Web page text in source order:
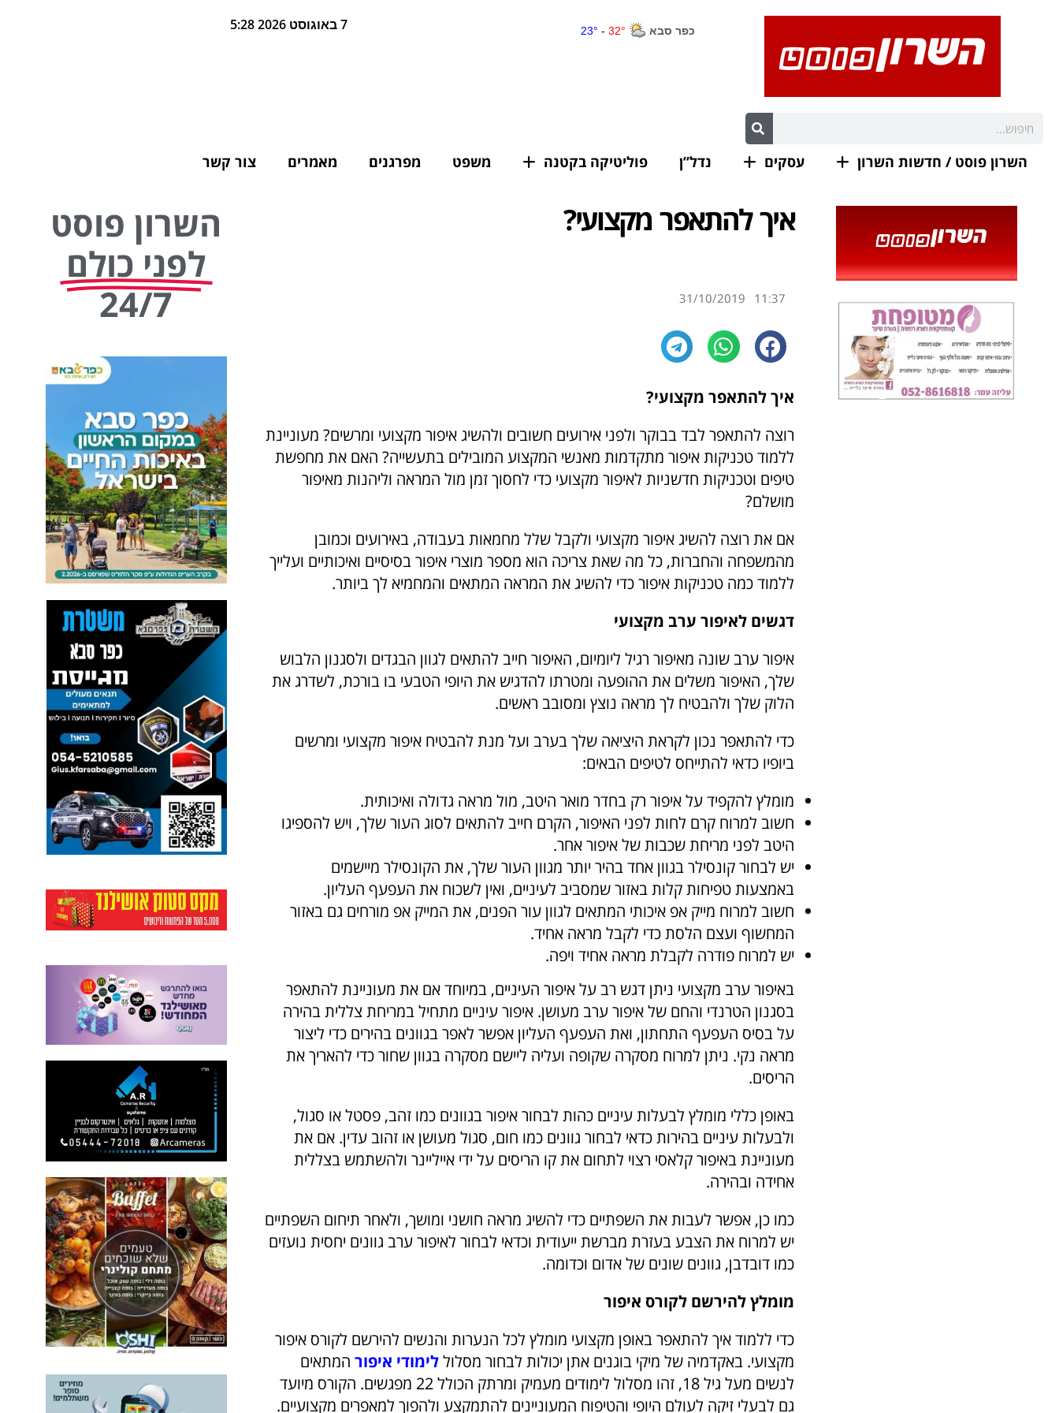
7 באוגוסט 2026 5:28
השרון פוסט / חדשות השרון עסקים נדל”ן פוליטיקה בקטנה משפט מפרגנים מאמרים צור קשר
איך להתאפר מקצועי?
11:37
31/10/2019
איך להתאפר מקצועי?
רוצה להתאפר לבד בבוקר ולפני אירועים חשובים ולהשיג איפור מקצועי ומרשים? מעוניינת
ללמוד טכניקות איפור מתקדמות מאנשי המקצוע המובילים בתעשייה? האם את מחפשת
טיפים וטכניקות חדשניות לאיפור מקצועי כדי לחסוך זמן מול המראה וליהנות מאיפור
מושלם?
אם את רוצה להשיג איפור מקצועי ולקבל שלל מחמאות בעבודה, באירועים וכמובן
מהמשפחה והחברות, כל מה שאת צריכה הוא מספר מוצרי איפור בסיסיים ואיכותיים ועלייך
ללמוד כמה טכניקות איפור כדי להשיג את המראה המתאים והמחמיא לך ביותר.
דגשים לאיפור ערב מקצועי
איפור ערב שונה מאיפור רגיל ליומיום, האיפור חייב להתאים לגוון הבגדים ולסגנון הלבוש
שלך, האיפור משלים את ההופעה ומטרתו להדגיש את היופי הטבעי בו בורכת, לשדרג את
הלוק שלך ולהבטיח לך מראה נוצץ ומסובב ראשים.
כדי להתאפר נכון לקראת היציאה שלך בערב ועל מנת להבטיח איפור מקצועי ומרשים
ביופיו כדאי להתייחס לטיפים הבאים:
מומלץ להקפיד על איפור רק בחדר מואר היטב, מול מראה גדולה ואיכותית.
חשוב למרוח קרם לחות לפני האיפור, הקרם חייב להתאים לסוג העור שלך, ויש להספיגו
היטב לפני מריחת שכבות של איפור אחר.
יש לבחור קונסילר בגוון אחד בהיר יותר מגוון העור שלך, את הקונסילר מיישמים
באמצעות טפיחות קלות באזור שמסביב לעיניים, ואין לשכוח את העפעף העליון.
חשוב למרוח מייק אפ איכותי המתאים לגוון עור הפנים, את המייק אפ מורחים גם באזור
המחשוף ועצם הלסת כדי לקבל מראה אחיד.
יש למרוח פודרה לקבלת מראה אחיד ויפה.
באיפור ערב מקצועי ניתן דגש רב על איפור העיניים, במיוחד אם את מעוניינת להתאפר
בסגנון הטרנדי והחם של איפור ערב מעושן. איפור עיניים מתחיל במריחת צללית בהירה
על בסיס העפעף התחתון, ואת העפעף העליון אפשר לאפר בגוונים בהירים כדי ליצור
מראה נקי. ניתן למרוח מסקרה שקופה ועליה ליישם מסקרה בגוון שחור כדי להאריך את
הריסים.
באופן כללי מומלץ לבעלות עיניים כהות לבחור איפור בגוונים כמו זהב, פסטל או סגול,
ולבעלות עיניים בהירות כדאי לבחור גוונים כמו חום, סגול מעושן או זהוב עדין. אם את
מעוניינת באיפור קלאסי רצוי לתחום את קו הריסים על ידי אייליינר ולהשתמש בצללית
אחידה ובהירה.
כמו כן, אפשר לעבות את השפתיים כדי להשיג מראה חושני ומושך, ולאחר תיחום השפתיים
יש למרוח את הצבע בעזרת מברשת ייעודית וכדאי לבחור לאיפור ערב גוונים יחסית נועזים
כמו דובדבן, גוונים שונים של אדום וכדומה.
מומלץ להירשם לקורס איפור
כדי ללמוד איך להתאפר באופן מקצועי מומלץ לכל הנערות והנשים להירשם לקורס איפור
מקצועי. באקדמיה של מיקי בוגנים אתן יכולות לבחור מסלוללימודי איפור המתאים
לנשים מעל גיל 18, זהו מסלול לימודים מעמיק ומרתק הכולל 22 מפגשים. הקורס מיועד
גם לבעלי זיקה לעולם היופי והטיפוח המעוניינים להתמקצע ולהפוך למאפרים מקצועיים.
השרון פוסט
לפני כולם
24/7